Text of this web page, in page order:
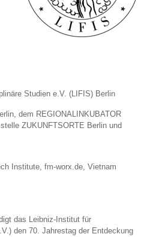
Studien e.V. (LIFIS) Berlin
dem REGIONALINKUBATOR
ZUKUNFTSORTE Berlin und
Institute, fm-worx.de, Vietnam
das Leibniz-Institut für
den 70. Jahrestag der Entdeckung